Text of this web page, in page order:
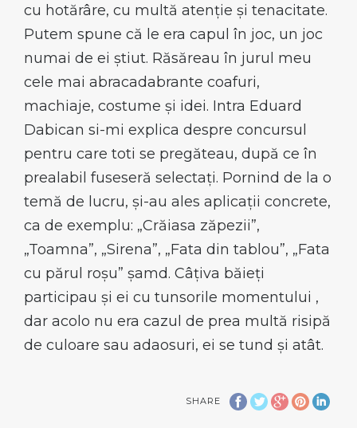
cu hotărâre, cu multă atenție și tenacitate.
Putem spune că le era capul în joc, un joc
numai de ei știut. Răsăreau în jurul meu
cele mai abracadabrante coafuri,
machiaje, costume și idei. Intra Eduard
Dabican si-mi explica despre concursul
pentru care toti se pregăteau, după ce în
prealabil fuseseră selectați. Pornind de la o
temă de lucru, și-au ales aplicații concrete,
ca de exemplu: „Crăiasa zăpezii”,
„Toamna”, „Sirena”, „Fata din tablou”, „Fata
cu părul roșu” șamd. Câțiva băieți
participau și ei cu tunsorile momentului ,
dar acolo nu era cazul de prea multă risipă
de culoare sau adaosuri, ei se tund și atât.
SHARE